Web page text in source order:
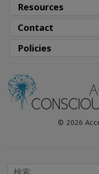
Resources
Contact
Policies
© 2026